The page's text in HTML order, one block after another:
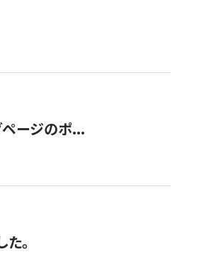
ページのポ...
。